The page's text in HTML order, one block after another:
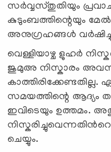
സർവ്വസ്തുതിയും
കുടുംബത്തിന്റെയും
അനുഗ്രഹങ്ങൾ
വെള്ളിയാഴ്ച ളുഹർ
ജുമുഅ നിസ്കാരം
സമയത്തിന്റെ ആദ്യം
ഇവിടെയും ഉത്തമം.
ചെയ്യും.